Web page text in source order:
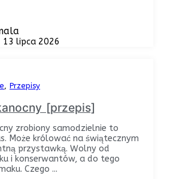
13 lipca 2026
Przepisy
[przepis]
zrobiony samodzielnie to
Może królować na świątecznym
przystawką. Wolny od
i konserwantów, a do tego
Czego ...